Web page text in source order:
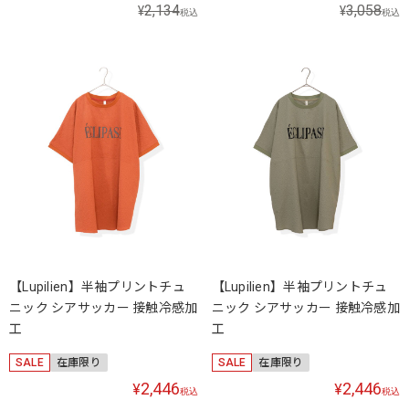
¥2,134税込 ¥3,058税込
【Lupilien】半袖プリントチュ
ニック シアサッカー 接触冷感加
工
SALE 在庫限り
¥2,446税込
【Lupilien】半袖プリントチュ
ニック シアサッカー 接触冷感加
工
SALE 在庫限り
¥2,446税込